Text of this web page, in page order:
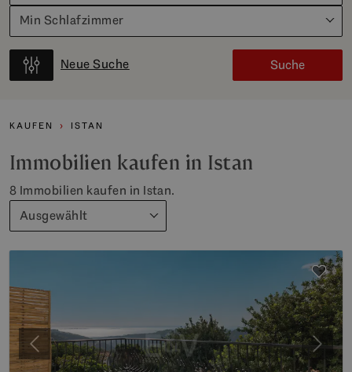
Min Schlafzimmer
Neue Suche Suche
KAUFEN ISTAN
Immobilien kaufen in Istan
8 Immobilien kaufen in Istan.
Ausgewählt
Vorherige